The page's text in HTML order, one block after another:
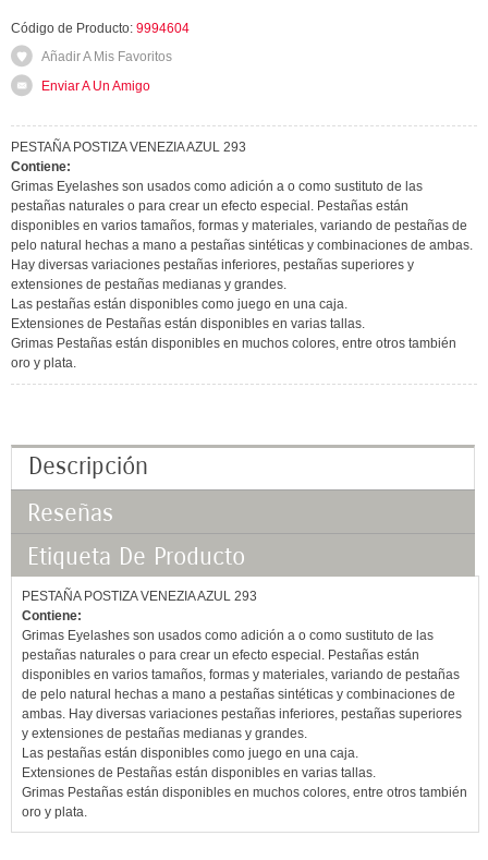
Código de Producto: 9994604
Añadir A Mis Favoritos
Enviar A Un Amigo
PESTAÑA POSTIZA VENEZIA AZUL 293
Contiene:
Grimas Eyelashes son usados como adición a o como sustituto de las
pestañas naturales o para crear un efecto especial. Pestañas están
disponibles en varios tamaños, formas y materiales, variando de pestañas de
pelo natural hechas a mano a pestañas sintéticas y combinaciones de ambas.
Hay diversas variaciones pestañas inferiores, pestañas superiores y
extensiones de pestañas medianas y grandes.
Las pestañas están disponibles como juego en una caja.
Extensiones de Pestañas están disponibles en varias tallas.
Grimas Pestañas están disponibles en muchos colores, entre otros también
oro y plata.
Descripción
Reseñas
Etiqueta De Producto
PESTAÑA POSTIZA VENEZIA AZUL 293
Contiene:
Grimas Eyelashes son usados como adición a o como sustituto de las
pestañas naturales o para crear un efecto especial. Pestañas están
disponibles en varios tamaños, formas y materiales, variando de pestañas
de pelo natural hechas a mano a pestañas sintéticas y combinaciones de
ambas. Hay diversas variaciones pestañas inferiores, pestañas superiores
y extensiones de pestañas medianas y grandes.
Las pestañas están disponibles como juego en una caja.
Extensiones de Pestañas están disponibles en varias tallas.
Grimas Pestañas están disponibles en muchos colores, entre otros también
oro y plata.